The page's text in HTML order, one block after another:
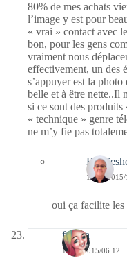
80% de mes achats
l’image y est pour
« vrai » contact avec
bon, pour les gens
vraiment nous
effectivement, un des
s’appuyer est la
belle et à être nette..Il
si ce sont des
« technique » genre
ne m’y fie pas
11/06/
oui ça facilite les
fedora
11/06/2015/06:12